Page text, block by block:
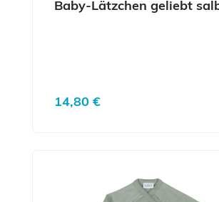
Baby-Lätzchen geliebt
Regulärer Preis:
14,80 €